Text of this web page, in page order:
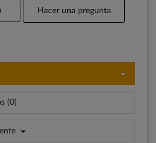
Hacer una pregunta
(0)